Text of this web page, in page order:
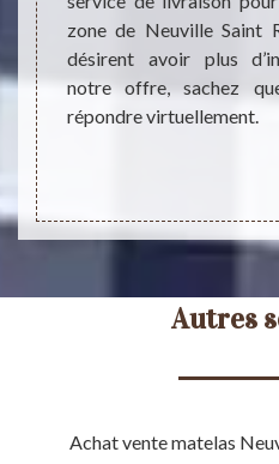
de
pas
zone de Neuville Saint
désirent avoir plus
notre offre, sachez
répondre virtuellement.
Autres
Achat vente matelas